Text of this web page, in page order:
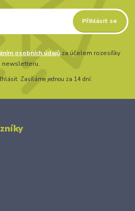
Přihlásit se
osobních údajů za účelem rozesílky
newsletteru.
Zasíláme jednou za 14 dní.